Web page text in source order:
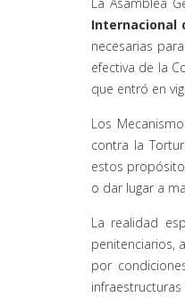
Internacional
necesarias
efectiva de la
que entró en
Los
contra la
estos
o dar lugar a
La realidad
penitenciarios,
por